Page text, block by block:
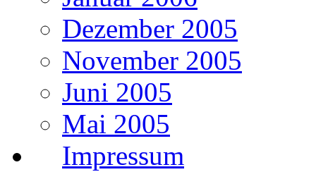
Dezember 2005
November 2005
Juni 2005
Mai 2005
Impressum